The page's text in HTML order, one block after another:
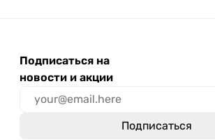
Подписаться на
новости и акции